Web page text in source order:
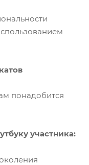
понадобится
участника: